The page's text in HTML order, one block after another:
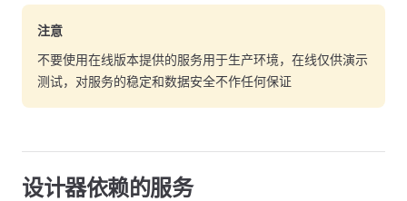
注意
不要使用在线版本提供的服务用于生产环境，在线仅供演示
测试，对服务的稳定和数据安全不作任何保证
设计器依赖的服务